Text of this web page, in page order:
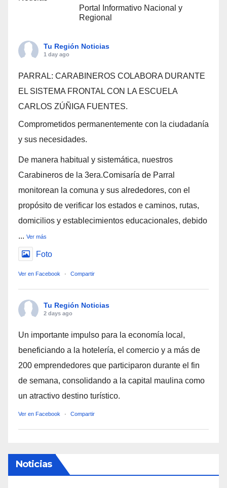
Portal Informativo Nacional y
Regional
Tu Región Noticias
1 day ago
PARRAL: CARABINEROS COLABORA DURANTE
EL SISTEMA FRONTAL CON LA ESCUELA
CARLOS ZÚÑIGA FUENTES.
Comprometidos permanentemente con la ciudadanía
y sus necesidades.
De manera habitual y sistemática, nuestros
Carabineros de la 3era.Comisaría de Parral
monitorean la comuna y sus alrededores, con el
propósito de verificar los estados e caminos, rutas,
domicilios y establecimientos educacionales, debido
... Ver más
Foto
Ver en Facebook · Compartir
Tu Región Noticias
2 days ago
Un importante impulso para la economía local,
beneficiando a la hotelería, el comercio y a más de
200 emprendedores que participaron durante el fin
de semana, consolidando a la capital maulina como
un atractivo destino turístico.
Ver en Facebook · Compartir
Noticias